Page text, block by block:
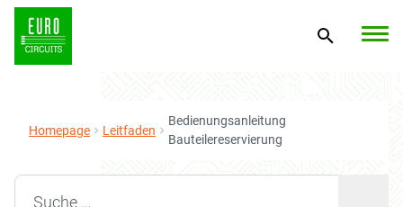
Homepage Leitfaden
Bedienungsanleitung
Bauteilereservierung
Search for: